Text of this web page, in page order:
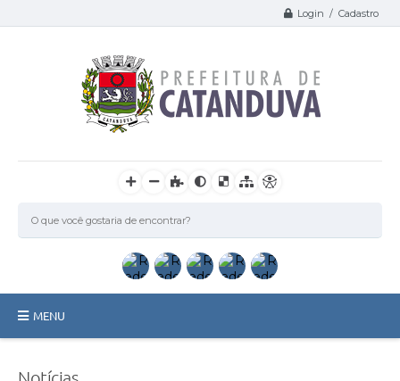
Login / Cadastro
MENU